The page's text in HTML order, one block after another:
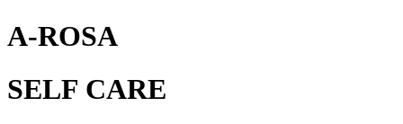
A-ROSA
SELF CARE